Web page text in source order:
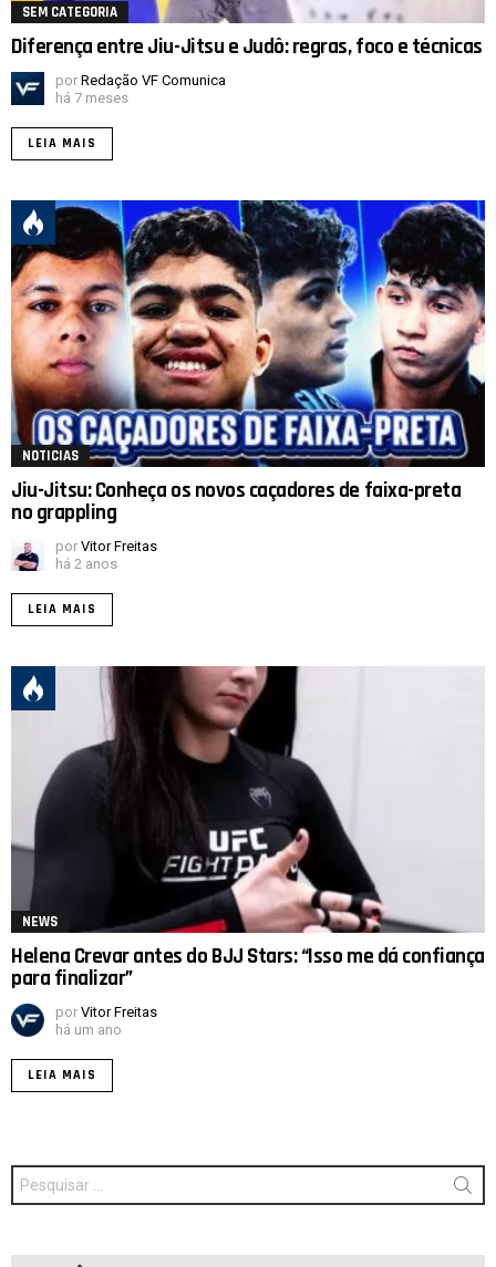
SEM CATEGORIA
Diferença entre Jiu-Jitsu e Judô: regras, foco e técnicas
por Redação VF Comunica
há 7 meses
LEIA MAIS
NOTICIAS
Jiu-Jitsu: Conheça os novos caçadores de faixa-preta
no grappling
por Vitor Freitas
há 2 anos
LEIA MAIS
NEWS
Helena Crevar antes do BJJ Stars: “Isso me dá confiança
para finalizar”
por Vitor Freitas
há um ano
LEIA MAIS
Procurar
por: